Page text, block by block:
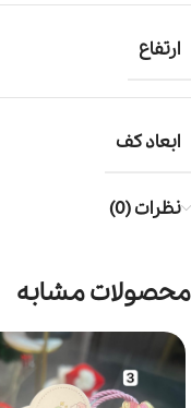
ارتفاع
ابعاد کف
نظرات (0)
محصولات مشابه